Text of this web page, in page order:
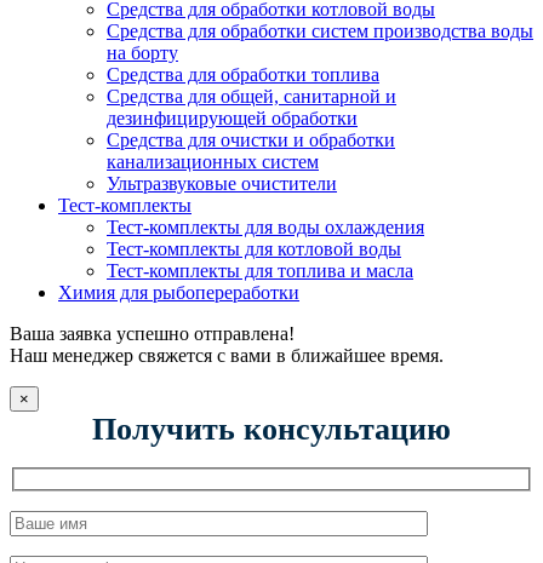
Средства для обработки котловой воды
Средства для обработки систем производства воды
на борту
Средства для обработки топлива
Средства для общей, санитарной и
дезинфицирующей обработки
Средства для очистки и обработки
канализационных систем
Ультразвуковые очистители
Тест-комплекты
Тест-комплекты для воды охлаждения
Тест-комплекты для котловой воды
Тест-комплекты для топлива и масла
Химия для рыбопереработки
Ваша заявка успешно отправлена!
Наш менеджер свяжется с вами в ближайшее время.
×
Получить консультацию